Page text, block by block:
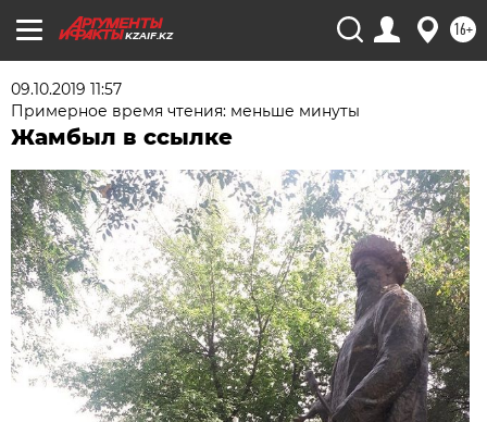
KZAIF.KZ 16+
09.10.2019 11:57
Примерное время чтения: меньше минуты
Жамбыл в ссылке